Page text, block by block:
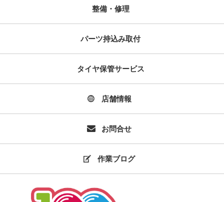
整備・修理
パーツ持込み取付
タイヤ保管サービス
店舗情報
お問合せ
作業ブログ